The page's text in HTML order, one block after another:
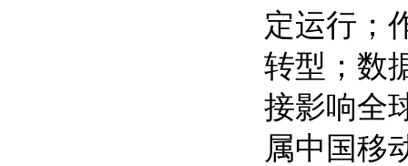
定运行；
转型；数
接影响全
属中国移